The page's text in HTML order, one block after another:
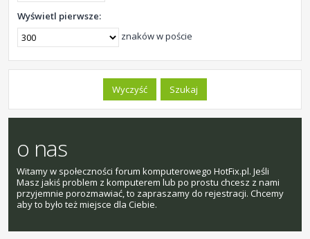
Wyświetl pierwsze:
znaków w poście
o nas
Witamy w społeczności forum komputerowego HotFix.pl. Jeśli
Masz jakiś problem z komputerem lub po prostu chcesz z nami
przyjemnie porozmawiać, to zapraszamy do rejestracji. Chcemy
aby to było też miejsce dla Ciebie.